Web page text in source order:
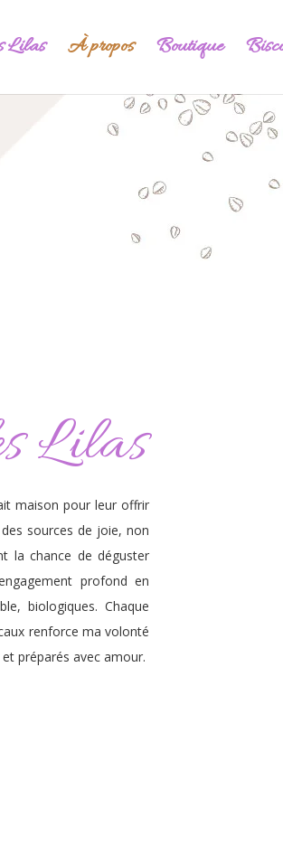
Lilas À propos Boutique
Lilas
maison pour leur offrir
sources de joie, non
la chance de déguster
profond en
biologiques. Chaque
renforce ma volonté
préparés avec amour.